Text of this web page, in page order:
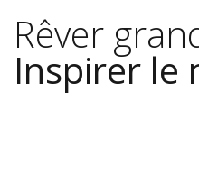
Rêver
Inspirer le